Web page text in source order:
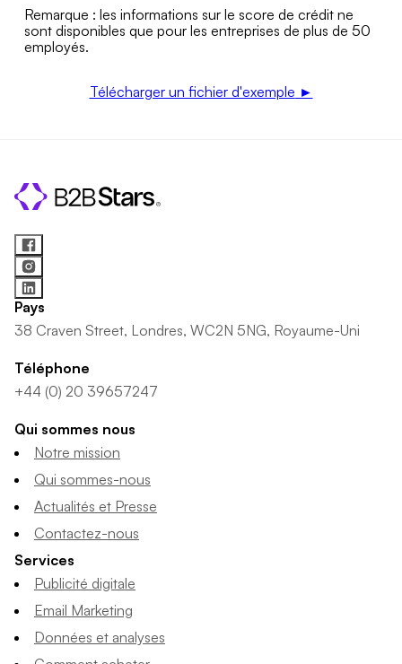
Remarque : les informations sur le score de crédit ne
sont disponibles que pour les entreprises de plus de 50
employés.
Télécharger un fichier d'exemple ►
Pays
38 Craven Street, Londres, WC2N 5NG, Royaume-Uni
Téléphone
+44 (0) 20 39657247
Qui sommes nous
Notre mission
Qui sommes-nous
Actualités et Presse
Contactez-nous
Services
Publicité digitale
Email Marketing
Données et analyses